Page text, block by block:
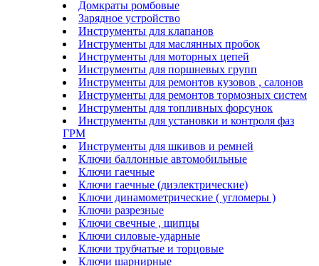
Домкраты ромбовые
Зарядное устройство
Инструменты для клапанов
Инструменты для маслянных пробок
Инструменты для моторных цепей
Инструменты для поршневых групп
Инструменты для ремонтов кузовов , салонов
Инструменты для ремонтов тормозных систем
Инструменты для топливных форсунок
Инструменты для установки и контроля фаз
ГРМ
Инструменты для шкивов и ремней
Ключи баллонные автомобильные
Ключи гаечные
Ключи гаечные (диэлектрические)
Ключи динамометрические ( угломеры )
Ключи разрезные
Ключи свечные , щипцы
Ключи силовые-ударные
Ключи трубчатые и торцовые
Ключи шарнирные